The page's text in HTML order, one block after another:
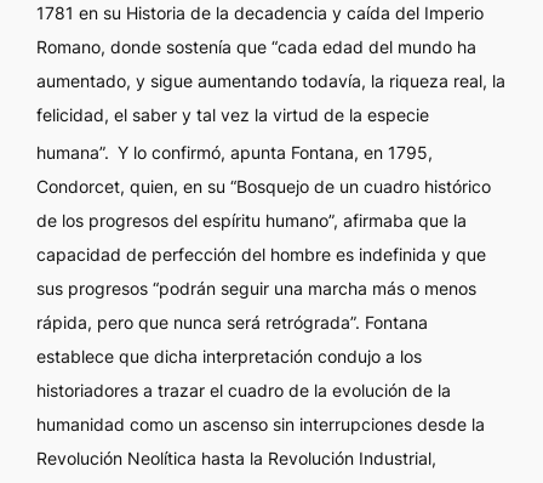
1781 en su Historia de la decadencia y caída del Imperio
Romano,donde sostenía que “cada edad del mundo ha
aumentado, y sigue aumentando todavía, la riqueza real, la
felicidad, el saber y tal vez la virtud de la especie
humana”. Y lo confirmó, apunta Fontana, en 1795,
Condorcet, quien, en su “Bosquejo de un cuadro histórico
de los progresos del espíritu humano”, afirmaba que la
capacidad de perfección del hombre es indefinida y que
sus progresos “podrán seguir una marcha más o menos
rápida, pero que nunca será retrógrada”. Fontana
establece que dicha interpretación condujo a los
historiadores a trazar el cuadro de la evolución de la
humanidad como un ascenso sin interrupciones desde la
Revolución Neolítica hasta la Revolución Industrial,